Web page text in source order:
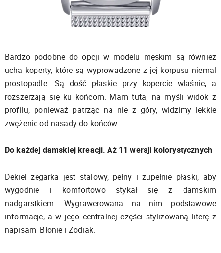
Bardzo podobne do opcji w modelu męskim są również
ucha koperty, które są wyprowadzone z jej korpusu niemal
prostopadle. Są dość płaskie przy kopercie właśnie, a
rozszerzają się ku końcom. Mam tutaj na myśli widok z
profilu, ponieważ patrząc na nie z góry, widzimy lekkie
zwężenie od nasady do końców.
Do każdej damskiej kreacji. Aż 11 wersji kolorystycznych
Dekiel zegarka jest stalowy, pełny i zupełnie płaski, aby
wygodnie i komfortowo stykał się z damskim
nadgarstkiem. Wygrawerowana na nim podstawowe
informacje, a w jego centralnej części stylizowaną literę z
napisami Błonie i Zodiak.